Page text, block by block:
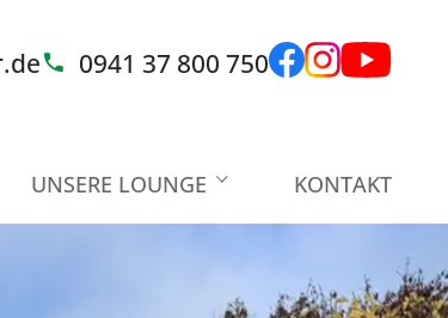
0941 37 800 750
UNSERE LOUNGE KONTAKT